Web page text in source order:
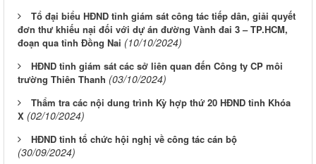
Tổ đại biểu HĐND tỉnh giám sát công tác tiếp dân, giải quyết
đơn thư khiếu nại đối với dự án đường Vành đai 3 – TP.HCM,
đoạn qua tỉnh Đồng Nai (10/10/2024)
HĐND tỉnh giám sát các sở liên quan đến Công ty CP môi
trường Thiên Thanh (03/10/2024)
Thẩm tra các nội dung trình Kỳ hợp thứ 20 HĐND tỉnh Khóa
X (02/10/2024)
HĐND tỉnh tổ chức hội nghị về công tác cán bộ
(30/09/2024)